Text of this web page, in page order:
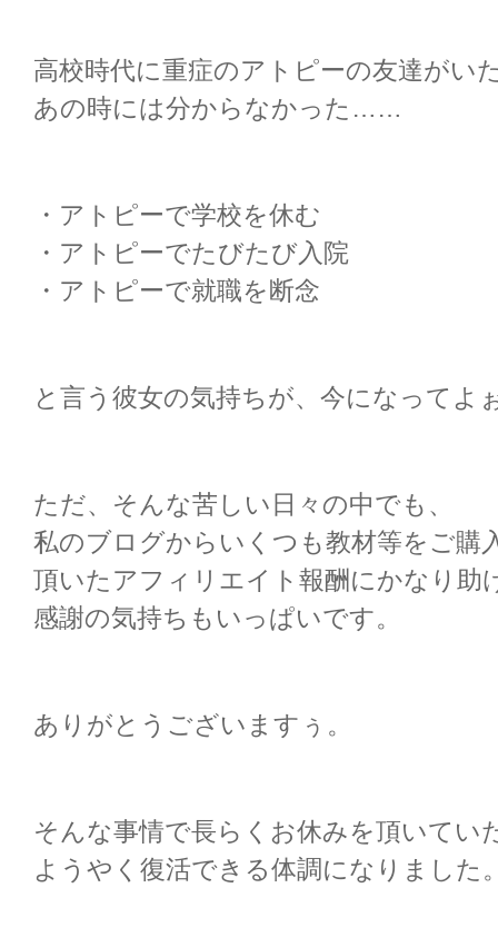
高校時代に重症のアトピーの友達がい
あの時には分からなかった……
・アトピーで学校を休む
・アトピーでたびたび入院
・アトピーで就職を断念
と言う彼女の気持ちが、今になってよ
ただ、そんな苦しい日々の中でも、
私のブログからいくつも教材等をご購
頂いたアフィリエイト報酬にかなり助
感謝の気持ちもいっぱいです。
ありがとうございますぅ。
そんな事情で長らくお休みを頂いてい
ようやく復活できる体調になりました